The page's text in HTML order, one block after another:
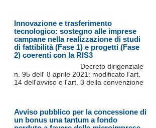
Innovazione e trasferimento
tecnologico: sostegno alle imprese
campane nella realizzazione di studi
di fattibilità (Fase 1) e progetti (Fase
2) coerenti con la RIS3
Decreto dirigenziale
n. 95 dell' 8 aprile 2021: modificato l'art.
14 dell'avviso e l'art. 3 della convenzione
Avviso pubblico per la concessione di
un bonus una tantum a fondo